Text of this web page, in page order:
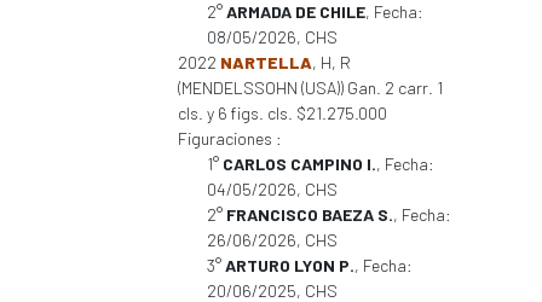
2°ARMADA DE CHILE, Fecha:
08/05/2026, CHS
2022 NARTELLA, H, R
(MENDELSSOHN (USA)) Gan. 2 carr. 1
cls. y 6 figs. cls. $21.275.000
Figuraciones :
1° CARLOS CAMPINO I., Fecha:
04/05/2026, CHS
2° FRANCISCO BAEZA S., Fecha:
26/06/2026, CHS
3°ARTURO LYON P., Fecha:
20/06/2025, CHS